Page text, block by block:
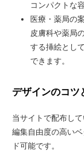
コンパクトな
医療・薬局の
皮膚科や薬局
する挿絵とし
できます。
デザインのコツ
当サイトで配布し
編集自由度の高い
ド可能です。